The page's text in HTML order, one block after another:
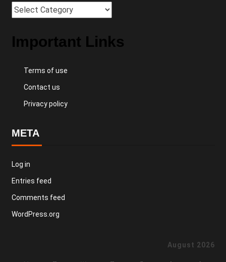
Important Links
Terms of use
Contact us
Privacy policy
META
Log in
Entries feed
Comments feed
WordPress.org
August 2026